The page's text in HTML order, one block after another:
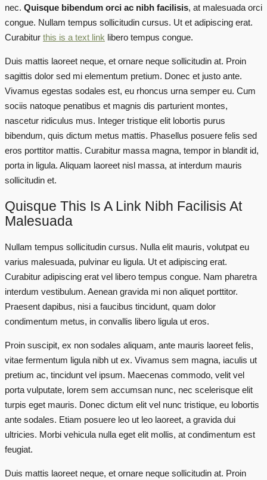
nec. Quisque bibendum orci ac nibh facilisis, at malesuada orci
congue. Nullam tempus sollicitudin cursus. Ut et adipiscing erat.
Curabitur this is a text link libero tempus congue.
Duis mattis laoreet neque, et ornare neque sollicitudin at. Proin
sagittis dolor sed mi elementum pretium. Donec et justo ante.
Vivamus egestas sodales est, eu rhoncus urna semper eu. Cum
sociis natoque penatibus et magnis dis parturient montes,
nascetur ridiculus mus. Integer tristique elit lobortis purus
bibendum, quis dictum metus mattis. Phasellus posuere felis sed
eros porttitor mattis. Curabitur massa magna, tempor in blandit id,
porta in ligula. Aliquam laoreet nisl massa, at interdum mauris
sollicitudin et.
Quisque This Is A Link Nibh Facilisis At
Malesuada
Nullam tempus sollicitudin cursus. Nulla elit mauris, volutpat eu
varius malesuada, pulvinar eu ligula. Ut et adipiscing erat.
Curabitur adipiscing erat vel libero tempus congue. Nam pharetra
interdum vestibulum. Aenean gravida mi non aliquet porttitor.
Praesent dapibus, nisi a faucibus tincidunt, quam dolor
condimentum metus, in convallis libero ligula ut eros.
Proin suscipit, ex non sodales aliquam, ante mauris laoreet felis,
vitae fermentum ligula nibh ut ex. Vivamus sem magna, iaculis ut
pretium ac, tincidunt vel ipsum. Maecenas commodo, velit vel
porta vulputate, lorem sem accumsan nunc, nec scelerisque elit
turpis eget mauris. Donec dictum elit vel nunc tristique, eu lobortis
ante sodales. Etiam posuere leo ut leo laoreet, a gravida dui
ultricies. Morbi vehicula nulla eget elit mollis, at condimentum est
feugiat.
Duis mattis laoreet neque, et ornare neque sollicitudin at. Proin